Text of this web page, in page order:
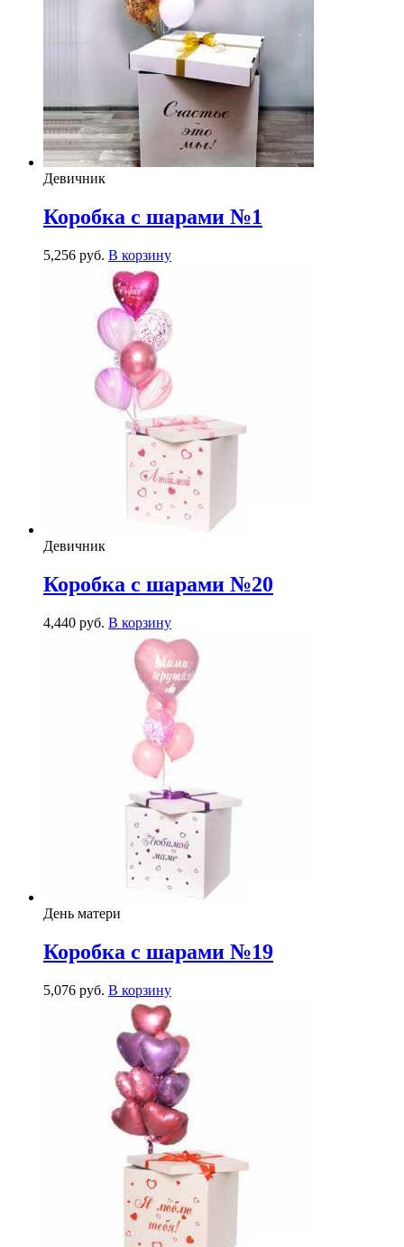
Девичник
Коробка с шарами №1
5,256 руб. В корзину
Девичник
Коробка с шарами №20
4,440 руб. В корзину
День матери
Коробка с шарами №19
5,076 руб. В корзину